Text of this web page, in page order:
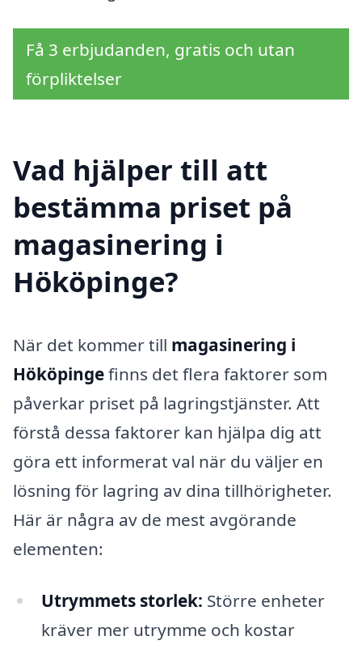
Få 3 erbjudanden, gratis och utan
förpliktelser
Vad hjälper till att
bestämma priset på
magasinering i
Hököpinge?
När det kommer till magasinering i
Hököpingefinns det flera faktorer som
påverkar priset på lagringstjänster. Att
förstå dessa faktorer kan hjälpa dig att
göra ett informerat val när du väljer en
lösning för lagring av dina tillhörigheter.
Här är några av de mest avgörande
elementen:
Utrymmets storlek: Större enheter
kräver mer utrymme och kostar